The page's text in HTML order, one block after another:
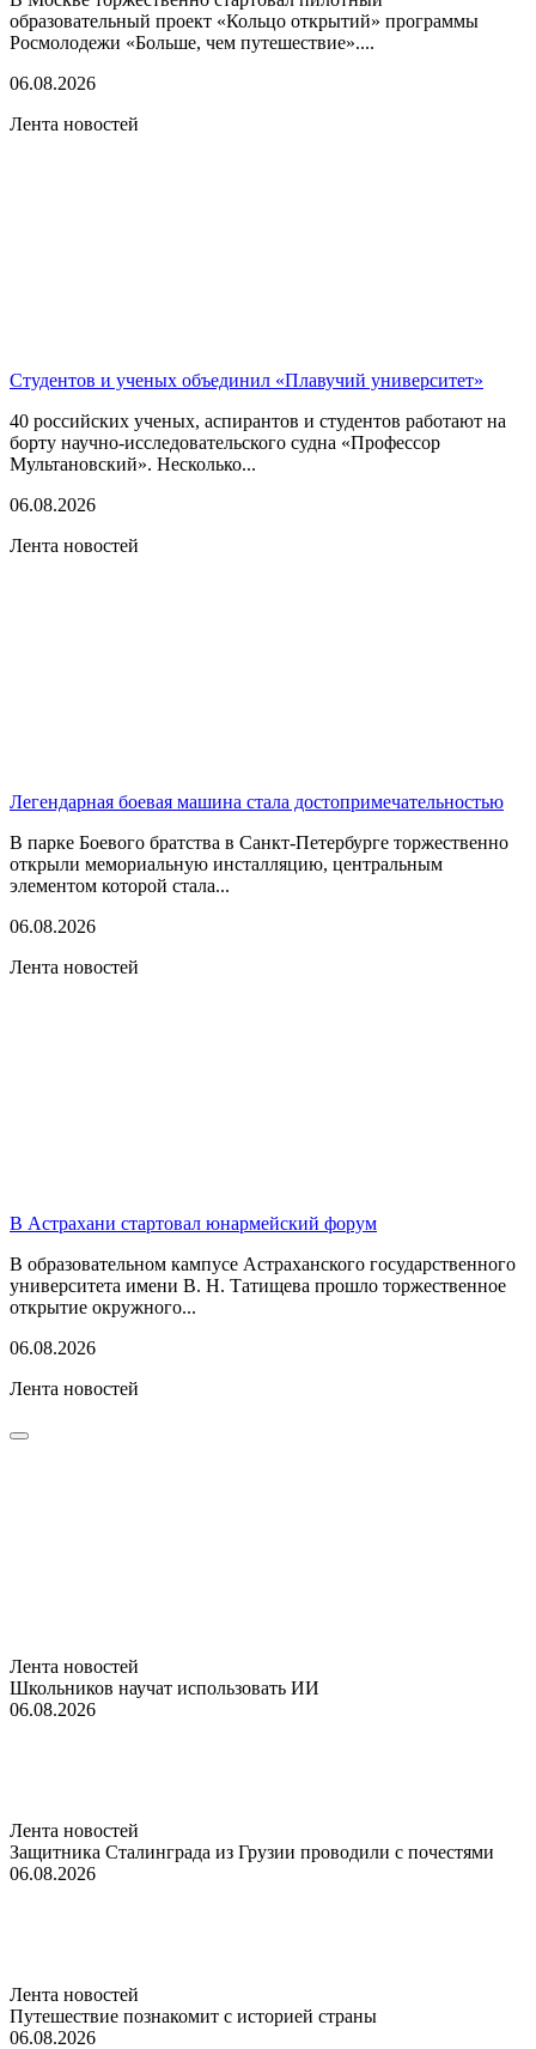
образовательный проект «Кольцо открытий» программы
Росмолодежи «Больше, чем путешествие»....
06.08.2026
Лента новостей
Студентов и ученых объединил «Плавучий университет»
40 российских ученых, аспирантов и студентов работают на
борту научно-исследовательского судна «Профессор
Мультановский». Несколько...
06.08.2026
Лента новостей
Легендарная боевая машина стала достопримечательностью
В парке Боевого братства в Санкт-Петербурге торжественно
открыли мемориальную инсталляцию, центральным
элементом которой стала...
06.08.2026
Лента новостей
В Астрахани стартовал юнармейский форум
В образовательном кампусе Астраханского государственного
университета имени В. Н. Татищева прошло торжественное
открытие окружного...
06.08.2026
Лента новостей
Лента новостей
Школьников научат использовать ИИ
06.08.2026
Лента новостей
Защитника Сталинграда из Грузии проводили с почестями
06.08.2026
Лента новостей
Путешествие познакомит с историей страны
06.08.2026